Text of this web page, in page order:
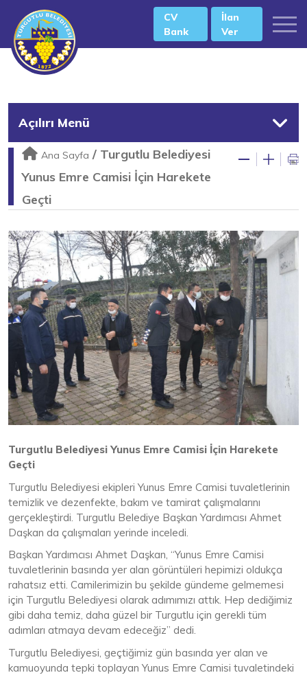
CV
Bank
İlan
Ver
Açılırı Menü
Ana Sayfa / Turgutlu Belediyesi
Yunus Emre Camisi İçin Harekete
Geçti
Turgutlu Belediyesi Yunus Emre Camisi İçin Harekete
Geçti
Turgutlu Belediyesi ekipleri Yunus Emre Camisi tuvaletlerinin
temizlik ve dezenfekte, bakım ve tamirat çalışmalarını
gerçekleştirdi. Turgutlu Belediye Başkan Yardımcısı Ahmet
Daşkan da çalışmaları yerinde inceledi.
Başkan Yardımcısı Ahmet Daşkan, “Yunus Emre Camisi
tuvaletlerinin basında yer alan görüntüleri hepimizi oldukça
rahatsız etti. Camilerimizin bu şekilde gündeme gelmemesi
için Turgutlu Belediyesi olarak adımımızı attık. Hep dediğimiz
gibi daha temiz, daha güzel bir Turgutlu için gerekli tüm
adımları atmaya devam edeceğiz” dedi.
Turgutlu Belediyesi, geçtiğimiz gün basında yer alan ve
kamuoyunda tepki toplayan Yunus Emre Camisi tuvaletindeki